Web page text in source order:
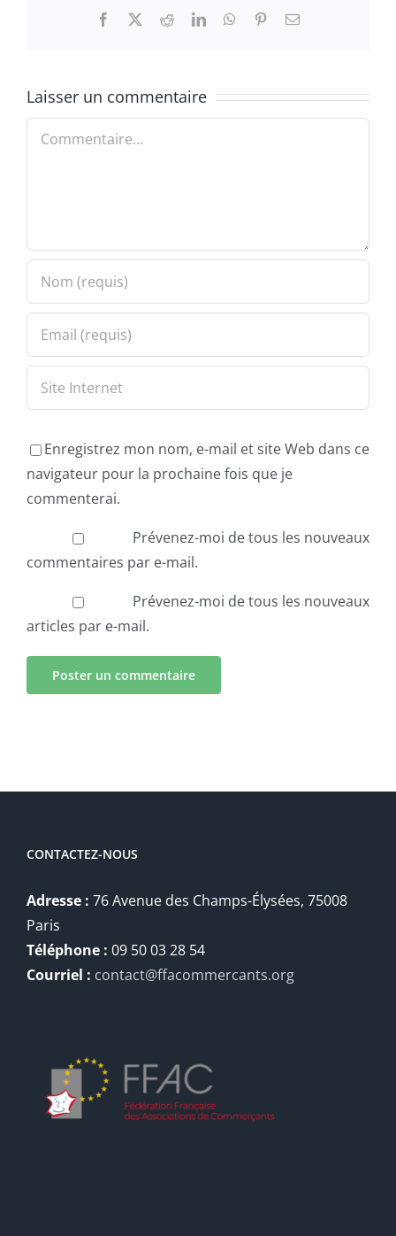
Facebook RedditLinkedInWhatsApp
PinterestEmail
Laisser un commentaire
Commentaire
Enregistrez mon nom, e-mail et site Web dans ce
navigateur pour la prochaine fois que je
commenterai.
Prévenez-moi de tous les nouveaux
commentaires par e-mail.
Prévenez-moi de tous les nouveaux
articles par e-mail.
CONTACTEZ-NOUS
Adresse : 76 Avenue des Champs-Élysées, 75008
Paris
Téléphone : 09 50 03 28 54
Courriel : contact@ffacommercants.org